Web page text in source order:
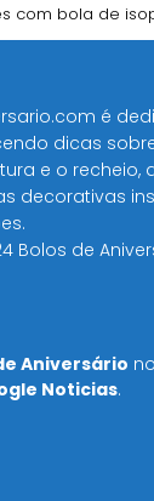
com bola de
é
dicas
e o recheio,
decorativas
Bolos de
Aniversário no
Noticias.